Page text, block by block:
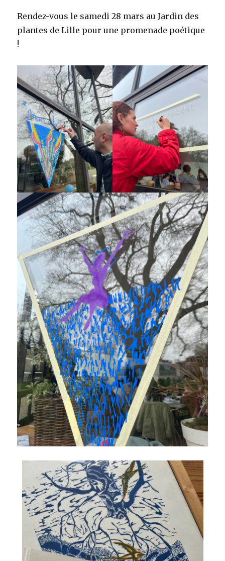
Rendez-vous le samedi 28 mars au Jardin des
plantes de Lille pour une promenade poétique
!